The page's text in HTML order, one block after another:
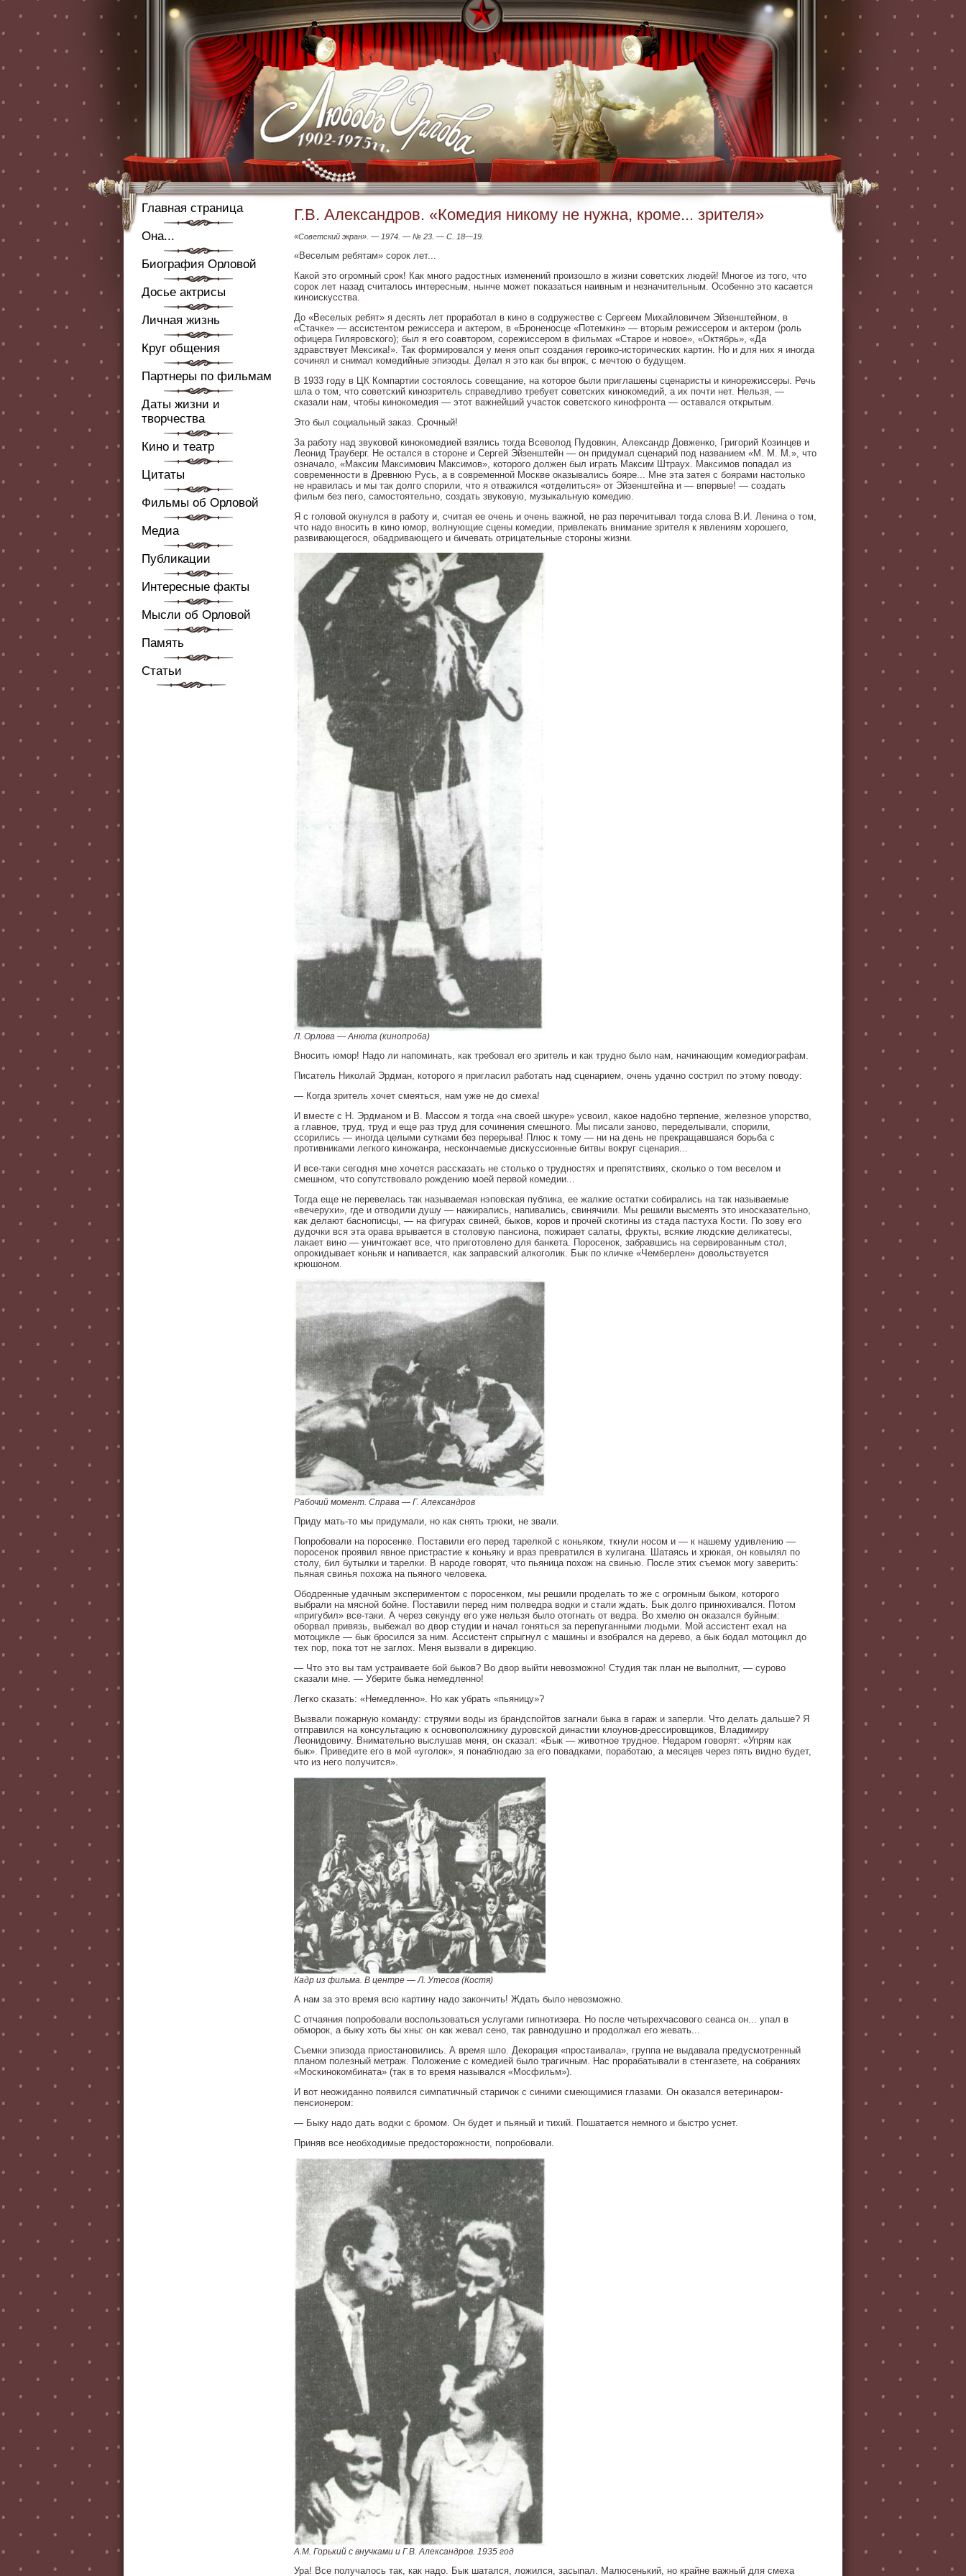
Главная страница
Она...
Биография Орловой
Досье актрисы
Личная жизнь
Круг общения
Партнеры по фильмам
Даты жизни и
творчества
Кино и театр
Цитаты
Фильмы об Орловой
Медиа
Публикации
Интересные факты
Мысли об Орловой
Память
Статьи
Г.В. Александров. «Комедия никому не нужна, кроме... зрителя»
«Советский экран». — 1974. — № 23. — С. 18—19.
«Веселым ребятам» сорок лет...
Какой это огромный срок! Как много радостных изменений произошло в жизни советских людей! Многое из того, что
сорок лет назад считалось интересным, нынче может показаться наивным и незначительным. Особенно это касается
киноискусства.
До «Веселых ребят» я десять лет проработал в кино в содружестве с Сергеем Михайловичем Эйзенштейном, в
«Стачке» — ассистентом режиссера и актером, в «Броненосце «Потемкин» — вторым режиссером и актером (роль
офицера Гиляровского); был я его соавтором, сорежиссером в фильмах «Старое и новое», «Октябрь», «Да
здравствует Мексика!». Так формировался у меня опыт создания героико-исторических картин. Но и для них я иногда
сочинял и снимал комедийные эпизоды. Делал я это как бы впрок, с мечтою о будущем.
В 1933 году в ЦК Компартии состоялось совещание, на которое были приглашены сценаристы и кинорежиссеры. Речь
шла о том, что советский кинозритель справедливо требует советских кинокомедий, а их почти нет. Нельзя, —
сказали нам, чтобы кинокомедия — этот важнейший участок советского кинофронта — оставался открытым.
Это был социальный заказ. Срочный!
За работу над звуковой кинокомедией взялись тогда Всеволод Пудовкин, Александр Довженко, Григорий Козинцев и
Леонид Трауберг. Не остался в стороне и Сергей Эйзенштейн — он придумал сценарий под названием «М. М. М.», что
означало, «Максим Максимович Максимов», которого должен был играть Максим Штраух. Максимов попадал из
современности в Древнюю Русь, а в современной Москве оказывались бояре... Мне эта затея с боярами настолько
не нравилась и мы так долго спорили, что я отважился «отделиться» от Эйзенштейна и — впервые! — создать
фильм без пего, самостоятельно, создать звуковую, музыкальную комедию.
Я с головой окунулся в работу и, считая ее очень и очень важной, не раз перечитывал тогда слова В.И. Ленина о том,
что надо вносить в кино юмор, волнующие сцены комедии, привлекать внимание зрителя к явлениям хорошего,
развивающегося, обадривающего и бичевать отрицательные стороны жизни.
Л. Орлова — Анюта (кинопроба)
Вносить юмор! Надо ли напоминать, как требовал его зритель и как трудно было нам, начинающим комедиографам.
Писатель Николай Эрдман, которого я пригласил работать над сценарием, очень удачно сострил по этому поводу:
— Когда зритель хочет смеяться, нам уже не до смеха!
И вместе с Н. Эрдманом и В. Массом я тогда «на своей шкуре» усвоил, какое надобно терпение, железное упорство,
а главное, труд, труд и еще раз труд для сочинения смешного. Мы писали заново, переделывали, спорили,
ссорились — иногда целыми сутками без перерыва! Плюс к тому — ни на день не прекращавшаяся борьба с
противниками легкого киножанра, нескончаемые дискуссионные битвы вокруг сценария...
И все-таки сегодня мне хочется рассказать не столько о трудностях и препятствиях, сколько о том веселом и
смешном, что сопутствовало рождению моей первой комедии...
Тогда еще не перевелась так называемая нэповская публика, ее жалкие остатки собирались на так называемые
«вечерухи», где и отводили душу — нажирались, напивались, свинячили. Мы решили высмеять это иносказательно,
как делают баснописцы, — на фигурах свиней, быков, коров и прочей скотины из стада пастуха Кости. По зову его
дудочки вся эта орава врывается в столовую пансиона, пожирает салаты, фрукты, всякие людские деликатесы,
лакает вино — уничтожает все, что приготовлено для банкета. Поросенок, забравшись на сервированным стол,
опрокидывает коньяк и напивается, как заправский алкоголик. Бык по кличке «Чемберлен» довольствуется
крюшоном.
Рабочий момент. Справа — Г. Александров
Приду мать-то мы придумали, но как снять трюки, не звали.
Попробовали на поросенке. Поставили его перед тарелкой с коньяком, ткнули носом и — к нашему удивлению —
поросенок проявил явное пристрастие к коньяку и враз превратился в хулигана. Шатаясь и хрюкая, он ковылял по
столу, бил бутылки и тарелки. В народе говорят, что пьяница похож на свинью. После этих съемок могу заверить:
пьяная свинья похожа на пьяного человека.
Ободренные удачным экспериментом с поросенком, мы решили проделать то же с огромным быком, которого
выбрали на мясной бойне. Поставили перед ним полведра водки и стали ждать. Бык долго принюхивался. Потом
«пригубил» все-таки. А через секунду его уже нельзя было отогнать от ведра. Во хмелю он оказался буйным:
оборвал привязь, выбежал во двор студии и начал гоняться за перепуганными людьми. Мой ассистент ехал на
мотоцикле — бык бросился за ним. Ассистент спрыгнул с машины и взобрался на дерево, а бык бодал мотоцикл до
тех пор, пока тот не заглох. Меня вызвали в дирекцию.
— Что это вы там устраиваете бой быков? Во двор выйти невозможно! Студия так план не выполнит, — сурово
сказали мне. — Уберите быка немедленно!
Легко сказать: «Немедленно». Но как убрать «пьяницу»?
Вызвали пожарную команду: струями воды из брандспойтов загнали быка в гараж и заперли. Что делать дальше? Я
отправился на консультацию к основоположнику дуровской династии клоунов-дрессировщиков, Владимиру
Леонидовичу. Внимательно выслушав меня, он сказал: «Бык — животное трудное. Недаром говорят: «Упрям как
бык». Приведите его в мой «уголок», я понаблюдаю за его повадками, поработаю, а месяцев через пять видно будет,
что из него получится».
Кадр из фильма. В центре — Л. Утесов (Костя)
А нам за это время всю картину надо закончить! Ждать было невозможно.
С отчаяния попробовали воспользоваться услугами гипнотизера. Но после четырехчасового сеанса он... упал в
обморок, а быку хоть бы хны: он как жевал сено, так равнодушно и продолжал его жевать...
Съемки эпизода приостановились. А время шло. Декорация «простаивала», группа не выдавала предусмотренный
планом полезный метраж. Положение с комедией было трагичным. Нас прорабатывали в стенгазете, на собраниях
«Москинокомбината» (так в то время назывался «Мосфильм»).
И вот неожиданно появился симпатичный старичок с синими смеющимися глазами. Он оказался ветеринаром-
пенсионером:
— Быку надо дать водки с бромом. Он будет и пьяный и тихий. Пошатается немного и быстро уснет.
Приняв все необходимые предосторожности, попробовали.
А.М. Горький с внучками и Г.В. Александров. 1935 год
Ура! Все получалось так, как надо. Бык шатался, ложился, засыпал. Малюсенький, но крайне важный для смеха